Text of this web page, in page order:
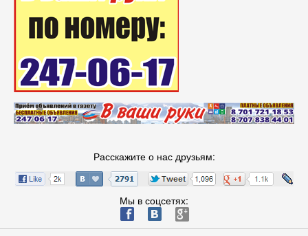
Расскажите о нас друзьям:
Мы в соцсетях:
ä æ è